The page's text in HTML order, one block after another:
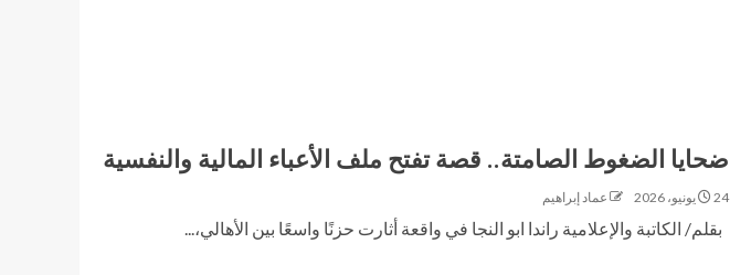
ضحايا الضغوط الصامتة.. قصة تفتح ملف الأعباء المالية والنفسية
24 يونيو، 2026 عماد إبراهيم
بقلم/ الكاتبة والإعلامية راندا ابو النجا في واقعة أثارت حزنًا واسعًا بين الأهالي،...